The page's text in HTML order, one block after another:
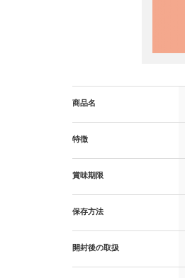
商品名
特徴
賞味期限
保存方法
開封後の取扱